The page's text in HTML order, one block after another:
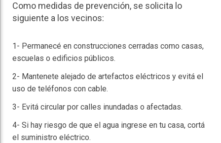
Como medidas de prevención, se solicita lo
siguiente a los vecinos:
1- Permanecé en construcciones cerradas como casas,
escuelas o edificios públicos.
2- Mantenete alejado de artefactos eléctricos y evitá el
uso de teléfonos con cable.
3- Evitá circular por calles inundadas o afectadas.
4- Si hay riesgo de que el agua ingrese en tu casa, cortá
el suministro eléctrico.